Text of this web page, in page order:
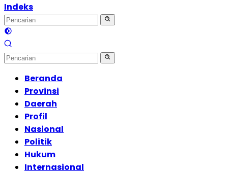
Indeks
Beranda
Provinsi
Daerah
Profil
Nasional
Politik
Hukum
Internasional